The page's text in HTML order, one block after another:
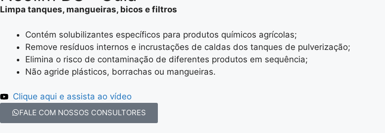
Limpa tanques, mangueiras, bicos e filtros
Contém solubilizantes específicos para produtos químicos agrícolas;
Remove resíduos internos e incrustações de caldas dos tanques de pulverização;
Elimina o risco de contaminação de diferentes produtos em sequência;
Não agride plásticos, borrachas ou mangueiras.
Clique aqui e assista ao vídeo
FALE COM NOSSOS CONSULTORES